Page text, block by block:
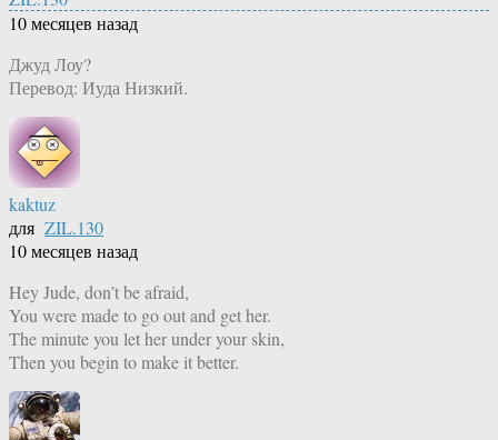
10 месяцев назад
Джуд Лоу?
Перевод: Иуда Низкий.
kaktuz
для ZIL.130
10 месяцев назад
Hey Jude, don’t be afraid,
You were made to go out and get her.
The minute you let her under your skin,
Then you begin to make it better.